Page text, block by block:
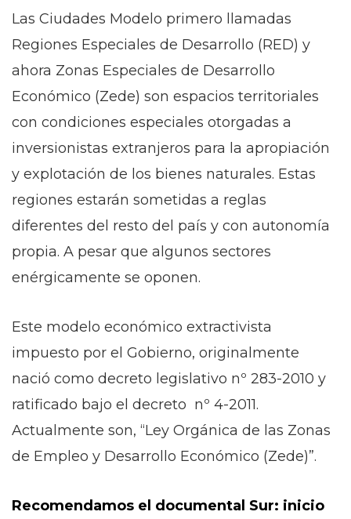
Las Ciudades Modelo primero llamadas
Regiones Especiales de Desarrollo (RED) y
ahora Zonas Especiales de Desarrollo
Económico (Zede) son espacios territoriales
con condiciones especiales otorgadas a
inversionistas extranjeros para la apropiación
y explotación de los bienes naturales. Estas
regiones estarán sometidas a reglas
diferentes del resto del país y con autonomía
propia. A pesar que algunos sectores
enérgicamente se oponen.
Este modelo económico extractivista
impuesto por el Gobierno, originalmente
nació como decreto legislativo nº 283-2010 y
ratificado bajo el decreto nº 4-2011.
Actualmente son, “Ley Orgánica de las Zonas
de Empleo y Desarrollo Económico (Zede)”.
Recomendamos el documental Sur: inicio